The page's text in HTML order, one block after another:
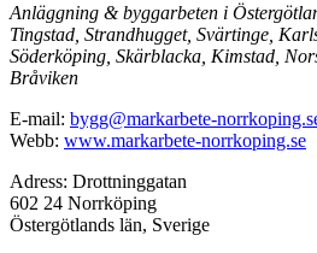
Anläggning & byggarbeten i
Tingstad, Strandhugget, Svärtinge,
Söderköping, Skärblacka, Kimstad,
Bråviken
E-mail: bygg@markarbete-
Webb: www.markarbete-norrkoping.se
Adress: Drottninggatan
602 24 Norrköping
Östergötlands län, Sverige